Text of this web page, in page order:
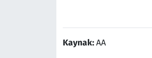
Kaynak:AA